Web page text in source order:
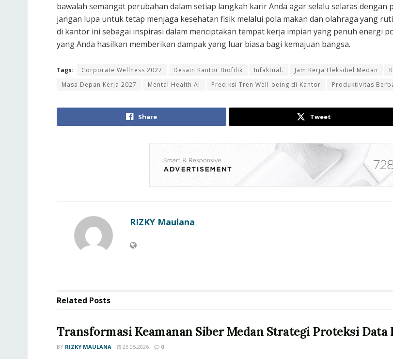
bawalah semangat perubahan dalam setiap langkah karir Anda agar selalu selaras
jangan lupa untuk tetap menjaga kesehatan fisik melalui pola makan dan olahraga yang
di kantor ini sebagai inspirasi dalam menciptakan tempat kerja impian yang penuh energi
yang Anda hasilkan memberikan dampak yang luar biasa bagi kemajuan bangsa.
Tags: Corporate Wellness 2027 Desain Kantor Biofilik Infaktual. Jam Kerja Fleksibel Medan
Masa Depan Kerja 2027
Mental Health AI Prediksi Tren Well-being di Kantor Produktivitas
Share Tweet
RIZKY Maulana
Related Posts
Transformasi Keamanan Siber Medan Strategi Proteksi Data
BY RIZKY MAULANA 25.05.2026 0